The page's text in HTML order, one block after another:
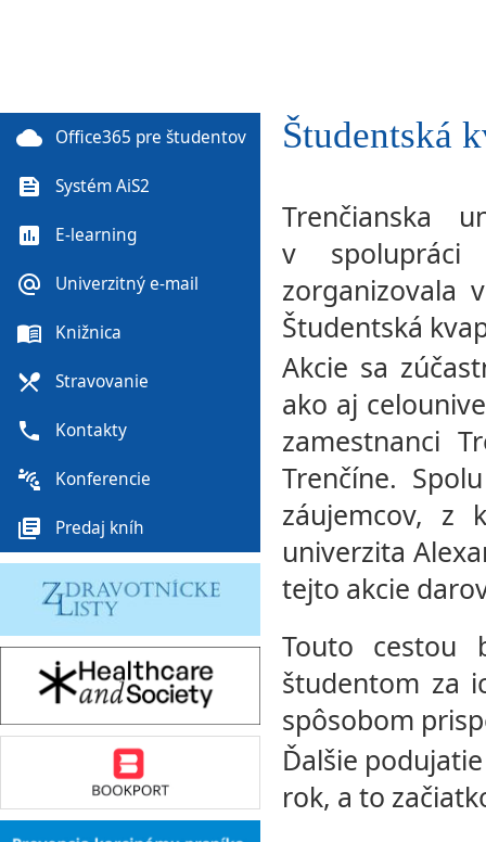
Študentská
Trenčianska
v spolupráci
zorganizovala
Študentská
Akcie sa
ako aj
zamestnanci
Trenčíne.
záujemcov, z
univerzita
tejto akcie
Touto cestou
študentom za
spôsobom
Ďalšie
rok, a to
cloud Office365 pre študentov
feed Systém AiS2
poll E-learning
alternate_email Univerzitný e-mail
menu_book Knižnica
local_dining Stravovanie
phone Kontakty
connect_without_contact Konferencie
library_books Predaj kníh